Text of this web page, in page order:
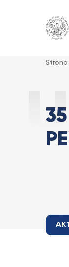
Strona